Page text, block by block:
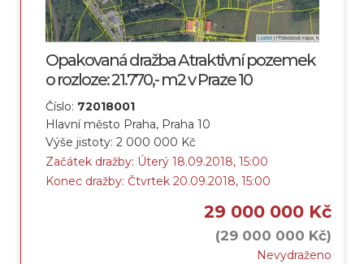
Opakovaná dražba Atraktivní pozemek
o rozloze: 21.770,- m2 v Praze 10
Číslo: 72018001
Hlavní město Praha, Praha 10
Výše jistoty: 2 000 000 Kč
Začátek dražby: Úterý 18.09.2018, 15:00
Konec dražby: Čtvrtek 20.09.2018, 15:00
29 000 000 Kč
(29 000 000 Kč)
Nevydraženo